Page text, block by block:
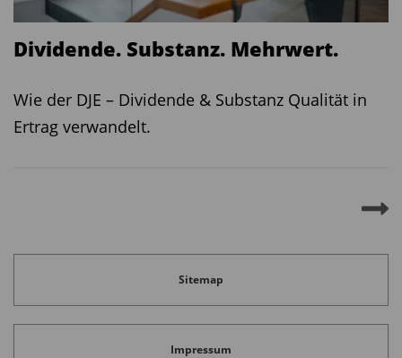
Dividende. Substanz. Mehrwert.
Wie der DJE – Dividende & Substanz Qualität in
Ertrag verwandelt.
Sitemap
Impressum